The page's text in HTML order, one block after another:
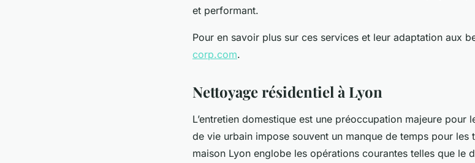
et performant.
Pour en savoir plus sur ces services et leur adaptation aux
corp.com.
Nettoyage résidentiel à Lyon
L’entretien domestique est une préoccupation majeure pour
de vie urbain impose souvent un manque de temps pour les
maison Lyon englobe les opérations courantes telles que le